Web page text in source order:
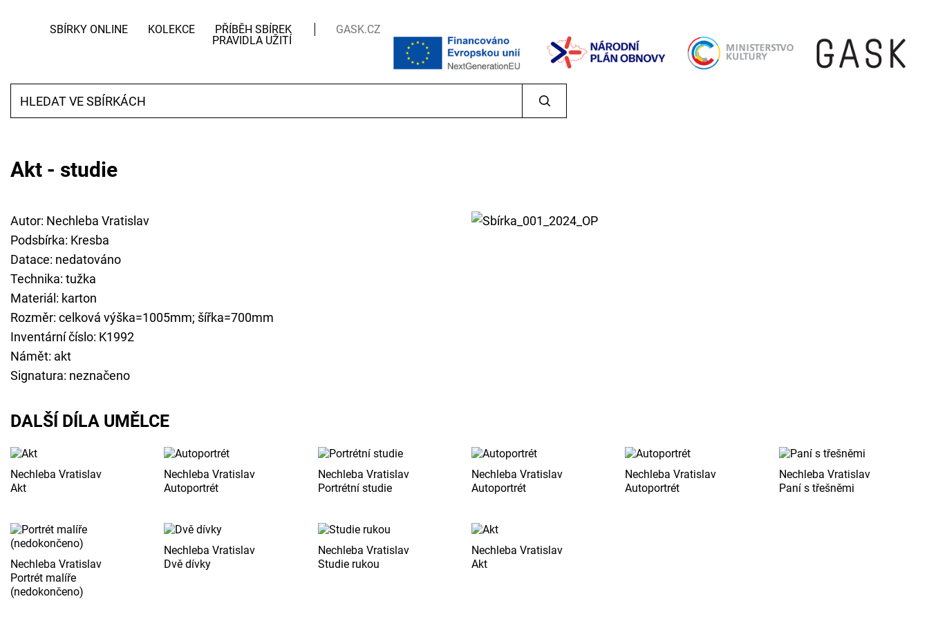
SBÍRKY ONLINE KOLEKCE
PŘÍBĚH SBÍREK
PRAVIDLA UŽITÍ
GASK.CZ
Akt - studie
Autor: Nechleba Vratislav
Podsbírka: Kresba
Datace: nedatováno
Technika: tužka
Materiál: karton
Rozměr: celková výška=1005mm; šířka=700mm
Inventární číslo: K1992
Námět: akt
Signatura: neznačeno
DALŠÍ DÍLA UMĚLCE
Nechleba Vratislav
Akt
Nechleba Vratislav
Autoportrét
Nechleba Vratislav
Portrétní studie
Nechleba Vratislav
Autoportrét
Nechleba Vratislav
Autoportrét
Nechleba Vratislav
Paní s třešněmi
Nechleba Vratislav
Portrét malíře
(nedokončeno)
Nechleba Vratislav
Dvě dívky
Nechleba Vratislav
Studie rukou
Nechleba Vratislav
Akt